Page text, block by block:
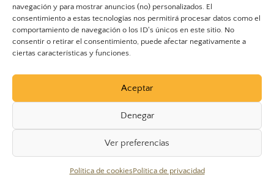
navegación y para mostrar anuncios (no) personalizados. El
consentimiento a estas tecnologías nos permitirá procesar datos como el
comportamiento de navegación o los ID's únicos en este sitio. No
consentir o retirar el consentimiento, puede afectar negativamente a
ciertas características y funciones.
Aceptar
Denegar
Ver preferencias
Política de cookiesPolítica de privacidad
© 2023 Marketing Insider Review. Todos los derechos